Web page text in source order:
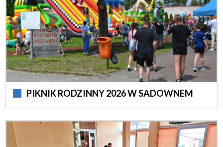
PIKNIK RODZINNY 2026 W SADOWNEM